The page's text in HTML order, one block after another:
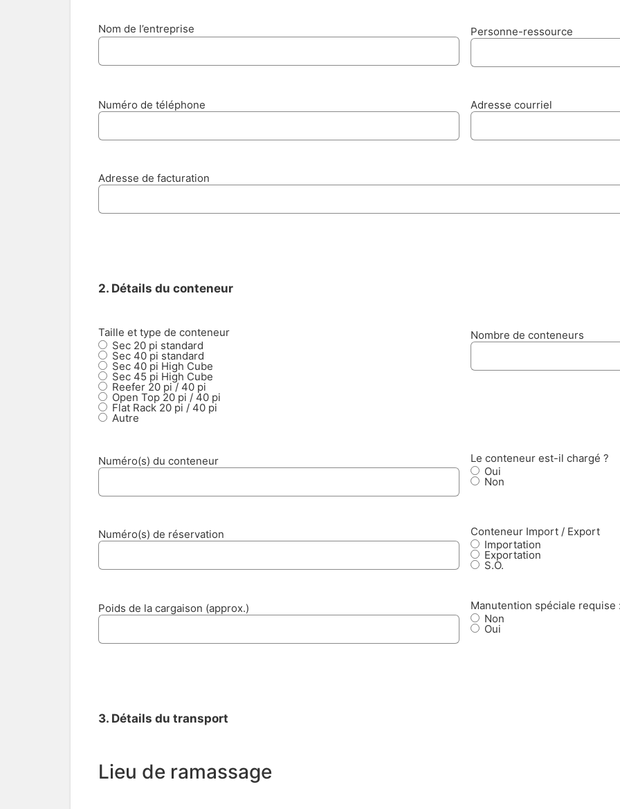
Nom de l’entreprise Personne-ressource
Numéro de téléphone Adresse courriel
Adresse de facturation
2. Détails du conteneur
Taille et type de conteneur
Sec 20 pi standard
Sec 40 pi standard
Sec 40 pi High Cube
Sec 45 pi High Cube
Reefer 20 pi / 40 pi
Open Top 20 pi / 40 pi
Flat Rack 20 pi / 40 pi
Autre
Nombre de conteneurs
Numéro(s) du conteneur
Le conteneur est-il chargé ?
Oui
Non
Numéro(s) de réservation
Conteneur Import / Export
Importation
Exportation
S.O.
Poids de la cargaison (approx.)
Manutention spéciale requise
Non
Oui
3. Détails du transport
Lieu de ramassage